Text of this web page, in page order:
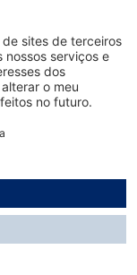
indicado o